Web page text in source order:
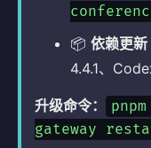
📦 依赖更新
4.4.1、
升级命令：
gateway